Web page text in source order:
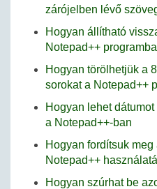
zárójelben lévő
Hogyan állítható
Notepad++
Hogyan törölhetjük a
sorokat a Notepad++
Hogyan lehet
a Notepad++-ban
Hogyan fordítsuk
Notepad++
Hogyan szúrhat be